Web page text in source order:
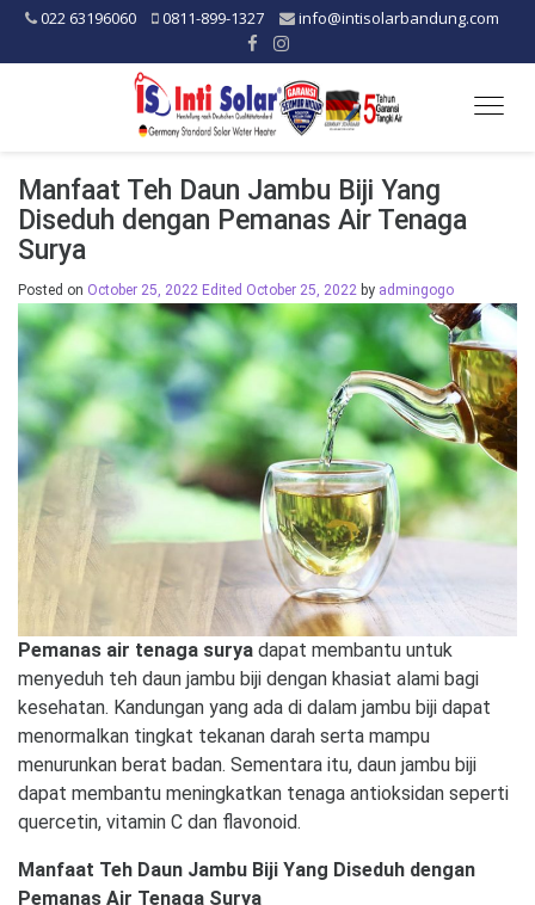
022 63196060 0811-899-1327 info@intisolarbandung.com
Manfaat Teh Daun Jambu Biji Yang
Diseduh dengan Pemanas Air Tenaga
Surya
Posted on October 25, 2022 Edited October 25, 2022 by admingogo
Pemanas air tenaga surya dapat membantu untuk
menyeduh teh daun jambu biji dengan khasiat alami bagi
kesehatan. Kandungan yang ada di dalam jambu biji dapat
menormalkan tingkat tekanan darah serta mampu
menurunkan berat badan. Sementara itu, daun jambu biji
dapat membantu meningkatkan tenaga antioksidan seperti
quercetin, vitamin C dan flavonoid.
Manfaat Teh Daun Jambu Biji Yang Diseduh dengan
Pemanas Air Tenaga Surya